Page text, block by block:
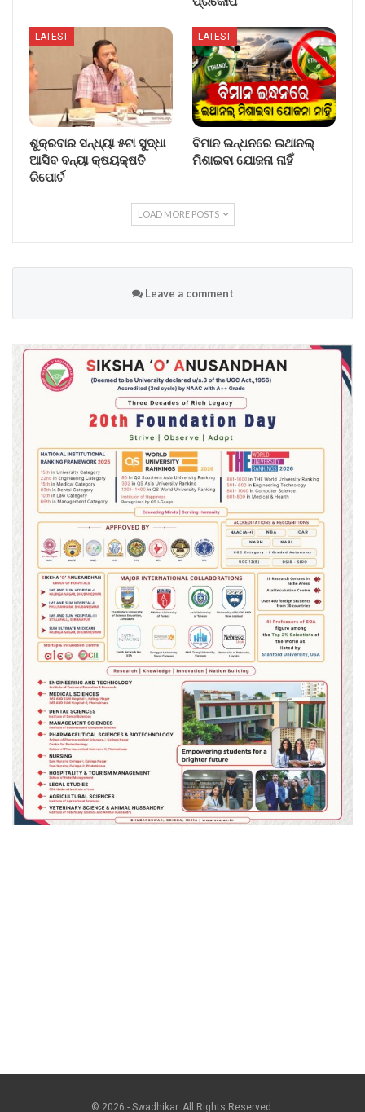
LATEST
ଶୁକ୍ରବାର ସନ୍ଧ୍ୟା ୫ଟା ସୁଦ୍ଧା
ଆସିବ ବନ୍ୟା କ୍ଷୟକ୍ଷତି
ରିପୋର୍ଟ
LATEST
ବିମାନ ଇନ୍ଧନରେ ଇଥାନଲ୍
ମିଶାଇବା ଯୋଜନା ନାହିଁ
LOAD MORE POSTS
Leave a comment
© 2026 - Swadhikar. All Rights Reserved.